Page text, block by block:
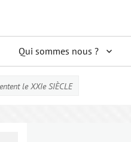
Qui sommes nous ?
le XXIe SIÈCLE